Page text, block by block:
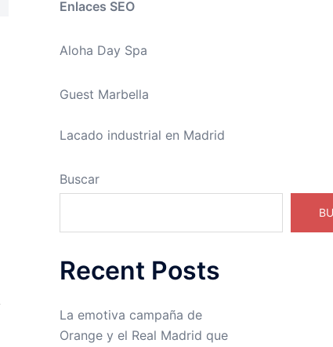
Enlaces SEO
Aloha Day Spa
Guest Marbella
Lacado industrial en Madrid
Buscar
Recent Posts
La emotiva campaña de
Orange y el Real Madrid que